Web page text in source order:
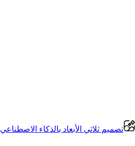
تصميم ثلاثي الأبعاد بالذكاء الاصطناعي